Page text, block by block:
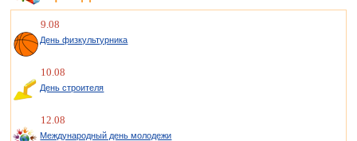
9.08
День физкультурника
10.08
День строителя
12.08
Международный день молодежи